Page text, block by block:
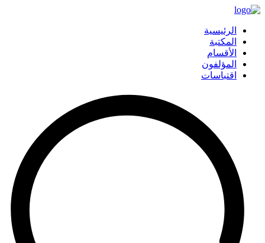
الرئيسية
المكتبة
الأقسام
المؤلفون
اقتباسات